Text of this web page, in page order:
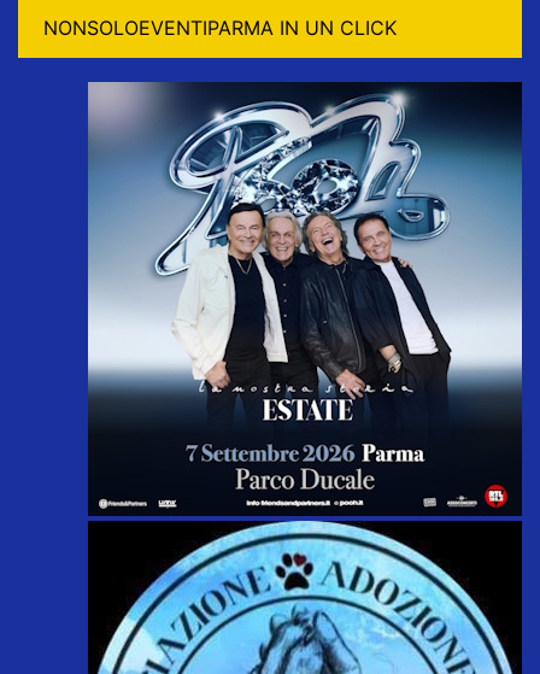
NONSOLOEVENTIPARMA IN UN CLICK